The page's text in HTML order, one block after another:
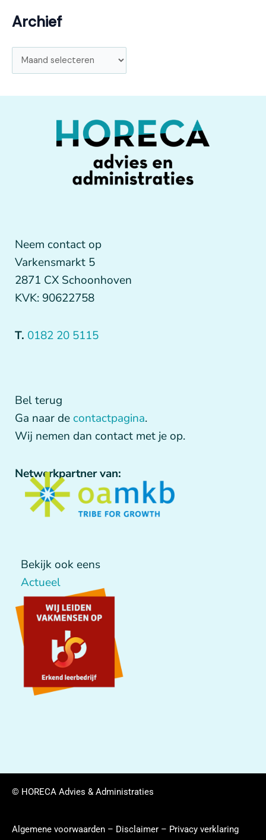
Archief
Neem contact op
Varkensmarkt 5
2871 CX Schoonhoven
KVK: 90622758
T. 0182 20 5115
Bel terug
Ga naar de contactpagina.
Wij nemen dan contact met je op.
Netwerkpartner van:
Bekijk ook eens
Actueel
© HORECA Advies & Administraties
Algemene voorwaarden – Disclaimer – Privacy verklaring